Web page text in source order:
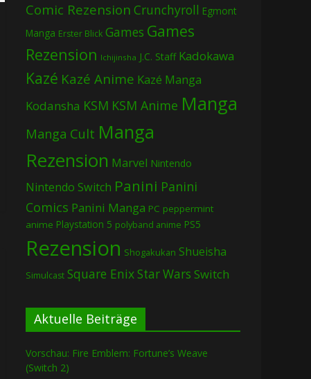
Comic Rezension Crunchyroll Egmont
Manga Erster Blick Games Games
Rezension Ichijinsha J.C. Staff Kadokawa
Kazé Kazé Anime Kazé Manga
Kodansha KSM KSM Anime Manga
Manga Cult Manga
Rezension Marvel Nintendo
Nintendo Switch Panini Panini
Comics Panini Manga PC peppermint
anime Playstation 5 polyband anime PS5
Rezension Shogakukan Shueisha
Simulcast Square EnixStar Wars Switch
Aktuelle Beiträge
Vorschau: Fire Emblem: Fortune’s Weave
(Switch 2)